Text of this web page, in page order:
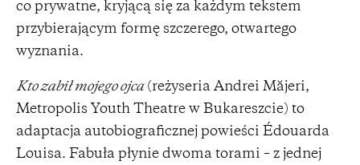
co prywatne, kryjącą się za każdym tekstem
przybierającym formę szczerego, otwartego
wyznania.
Kto zabił mojego ojca(reżyseria Andrei Măjeri,
Metropolis Youth Theatre w Bukareszcie) to
adaptacja autobiograficznej powieści Édouarda
Louisa. Fabuła płynie dwoma torami – z jednej